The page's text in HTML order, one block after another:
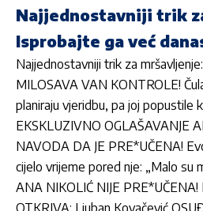
Najjednostavniji trik
Isprobajte ga već
Najjednostavniji trik za
MILOSAVA VAN KONTROLE!
planiraju vjeridbu, pa joj popustile
EKSKLUZIVNO OGLAŠAVANJE
NAVODA DA JE PRE*UČENA!
cijelo vrijeme pored nje: „Malo su
ANA NIKOLIĆ NIJE
OTKRIVA: Ljuban Kovačević